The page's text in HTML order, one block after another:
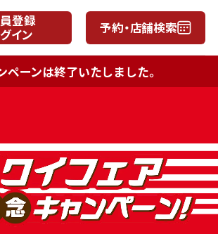
登録
イン
予約・店舗検索
ペーンは終了いたしました。